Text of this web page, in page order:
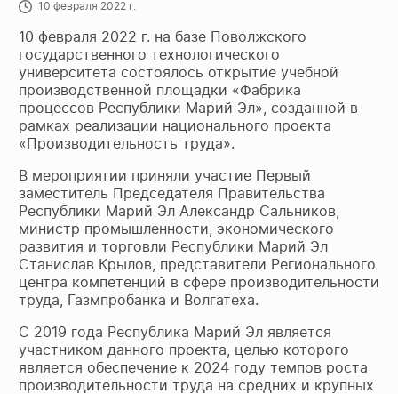
10 февраля 2022 г.
10 февраля 2022 г. на базе Поволжского
государственного технологического
университета состоялось открытие учебной
производственной площадки «Фабрика
процессов Республики Марий Эл», созданной в
рамках реализации национального проекта
«Производительность труда».
В мероприятии приняли участие Первый
заместитель Председателя Правительства
Республики Марий Эл Александр Сальников,
министр промышленности, экономического
развития и торговли Республики Марий Эл
Станислав Крылов, представители Регионального
центра компетенций в сфере производительности
труда, Газмпробанка и Волгатеха.
С 2019 года Республика Марий Эл является
участником данного проекта, целью которого
является обеспечение к 2024 году темпов роста
производительности труда на средних и крупных